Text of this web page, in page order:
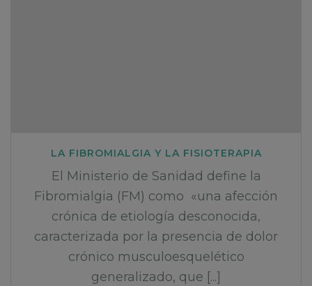
LA FIBROMIALGIA Y LA FISIOTERAPIA
El Ministerio de Sanidad define la
Fibromialgia (FM) como «una afección
crónica de etiología desconocida,
caracterizada por la presencia de dolor
crónico musculoesquelético
generalizado, que [...]